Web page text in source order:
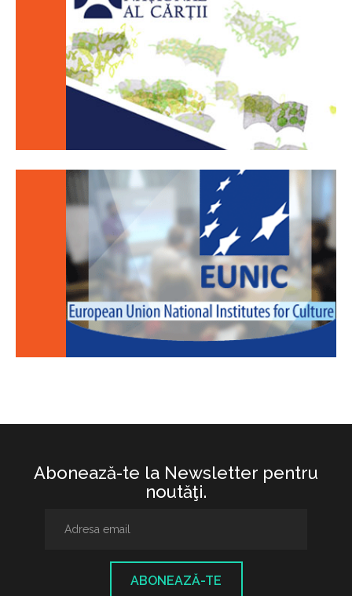
Abonează-te la Newsletter pentru
noutăţi.
ABONEAZĂ-TE